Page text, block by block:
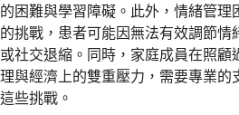
的困難與學習障礙。此外，情緒管理
的挑戰，患者可能因無法有效調節情
或社交退縮。同時，家庭成員在照顧
理與經濟上的雙重壓力，需要專業的
這些挑戰。